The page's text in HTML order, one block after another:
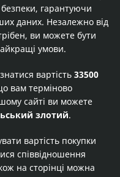
гарантуючи
даних. Незалежно від
ви можете бути
умови.
вартість 33500
вам терміново
сайті ви можете
злотий.
вартість покупки
співвідношення
на сторінці можна